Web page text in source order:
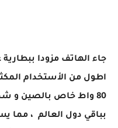
اطول من الأستخدام
بباقي دول العالم ،